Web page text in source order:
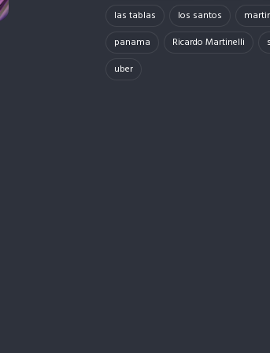
las tablas
los santos
panama
Ricardo Martinelli
uber